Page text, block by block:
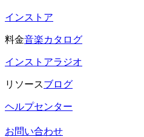
インストア
料金音楽カタログ
インストアラジオ
リソースブログ
ヘルプセンター
お問い合わせ